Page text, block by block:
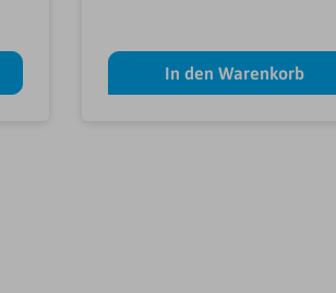
In den Warenkorb